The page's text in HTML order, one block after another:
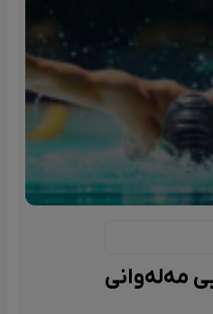
مەلەوانی